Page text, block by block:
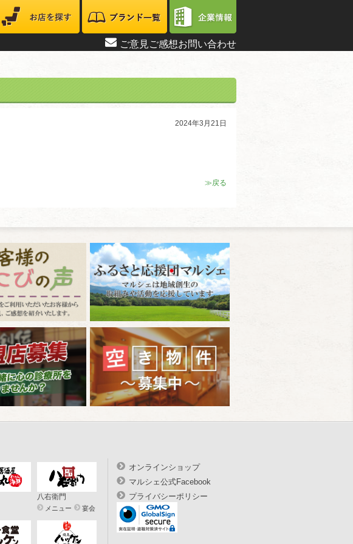
ご意見ご感想お問い合わせ
2024年3月21日
≫戻る
八右衛門
メニュー 宴会
オンラインショップ
マルシェ公式Facebook
プライバシーポリシー